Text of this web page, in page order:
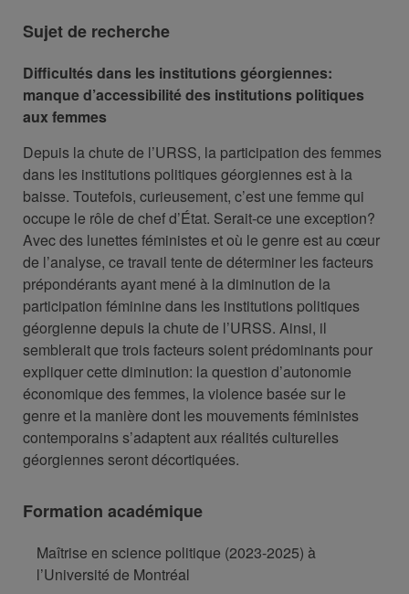
Sujet de recherche
Difficultés dans les institutions géorgiennes:
manque d’accessibilité des institutions politiques
aux femmes
Depuis la chute de l’URSS, la participation des femmes
dans les institutions politiques géorgiennes est à la
baisse. Toutefois, curieusement, c’est une femme qui
occupe le rôle de chef d’État. Serait-ce une exception?
Avec des lunettes féministes et où le genre est au cœur
de l’analyse, ce travail tente de déterminer les facteurs
prépondérants ayant mené à la diminution de la
participation féminine dans les institutions politiques
géorgienne depuis la chute de l’URSS. Ainsi, il
semblerait que trois facteurs soient prédominants pour
expliquer cette diminution: la question d’autonomie
économique des femmes, la violence basée sur le
genre et la manière dont les mouvements féministes
contemporains s’adaptent aux réalités culturelles
géorgiennes seront décortiquées.
Formation académique
Maîtrise en science politique (2023-2025) à
l’Université de Montréal